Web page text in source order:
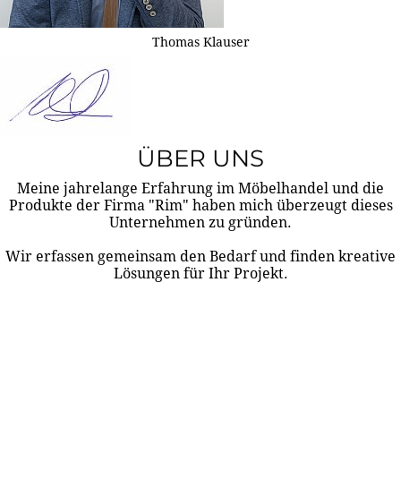
Thomas Klauser
ÜBER UNS
Meine jahrelange Erfahrung im Möbelhandel und die
Produkte der Firma "Rim" haben mich überzeugt dieses
Unternehmen zu gründen.
Wir erfassen gemeinsam den Bedarf und finden kreative
Lösungen für Ihr Projekt.